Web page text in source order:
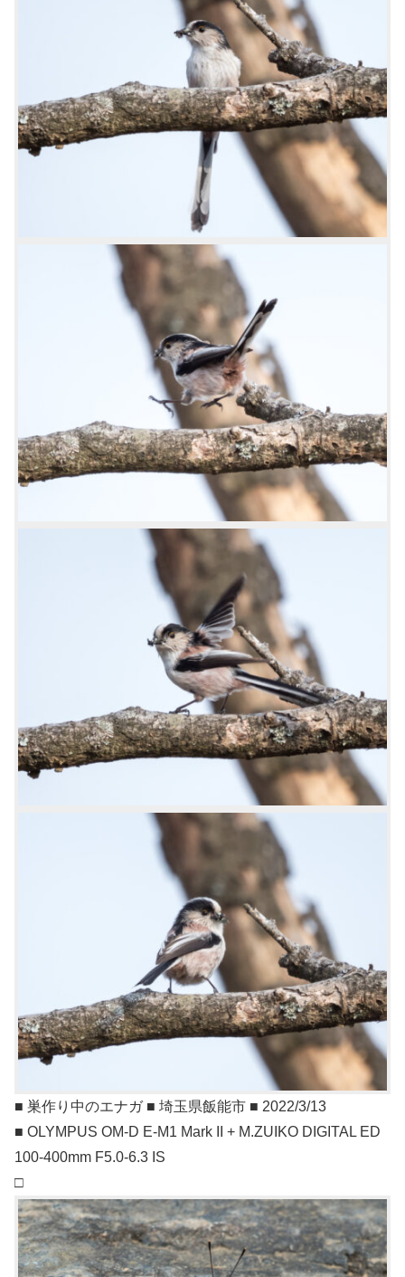
■ 巣作り中のエナガ ■ 埼玉県飯能市 ■ 2022/3/13
■ OLYMPUS OM-D E-M1 Mark II + M.ZUIKO DIGITAL ED
100-400mm F5.0-6.3 IS
□